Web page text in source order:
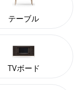
テーブル
TVボード